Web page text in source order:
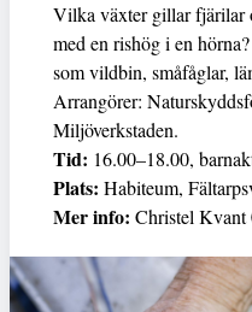
Vilka växter gillar fjärilar
med en rishög i en
som vildbin, småfåglar,
Arrangörer:
Miljöverkstaden.
Tid: 16.00–18.00,
Plats: Habiteum,
Mer info: Christel Kvant